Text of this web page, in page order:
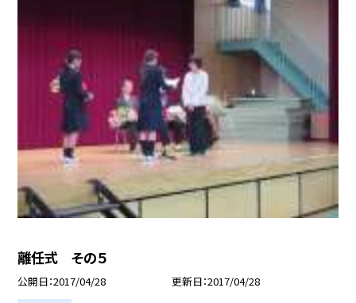
離任式 その５
公開日 2017/04/28 更新日 2017/04/28